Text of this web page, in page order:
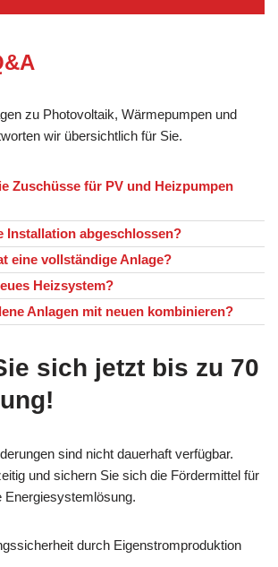
zu Photovoltaik, Wärmepumpen und
wir übersichtlich für Sie.
Zuschüsse für PV und Heizpumpen
Installation abgeschlossen?
eine vollständige Anlage?
Heizsystem?
Anlagen mit neuen kombinieren?
sich jetzt bis zu 70
sind nicht dauerhaft verfügbar.
und sichern Sie sich die Fördermittel für
Energiesystemlösung.
durch Eigenstromproduktion